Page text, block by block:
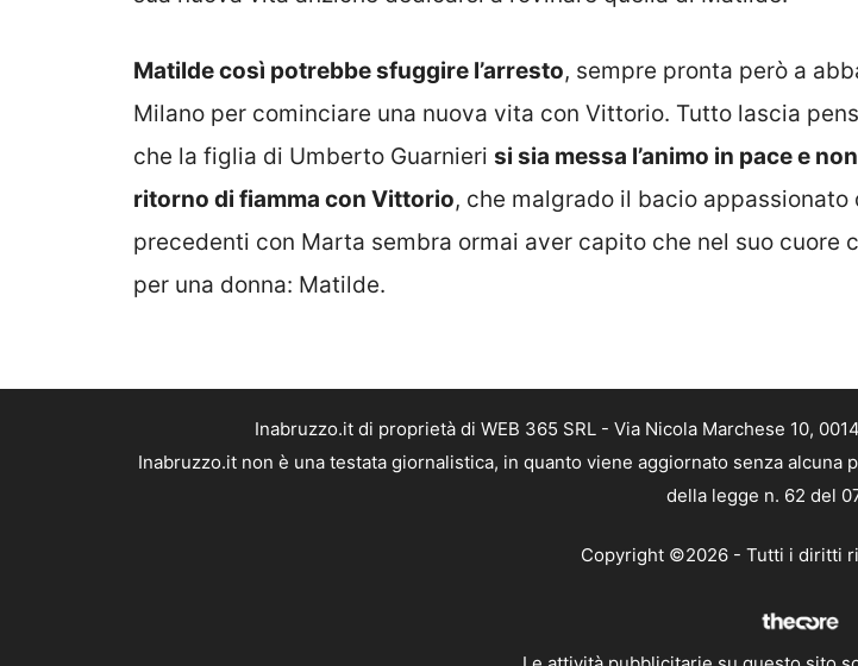
Matilde così potrebbe sfuggire l’arresto, sempre pronta però a
Milano per cominciare una nuova vita con Vittorio. Tutto lascia
che la figlia di Umberto Guarnieri si sia messa l’animo in pace e
ritorno di fiamma con Vittorio, che malgrado il bacio appassionato
precedenti con Marta sembra ormai aver capito che nel suo cuore
per una donna: Matilde.
Inabruzzo.it di proprietà di WEB 365 SRL - Via Nicola Marchese 10,
Inabruzzo.it non è una testata giornalistica, in quanto viene aggiornato senza
della legge n. 62 del
Copyright ©2026 - Tutti i diritti